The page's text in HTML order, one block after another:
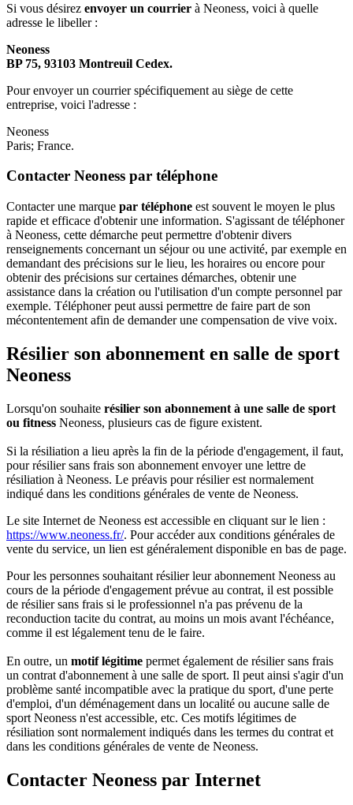
Si vous désirez envoyer un courrier à Neoness, voici à quelle
adresse le libeller :
Neoness
BP 75, 93103 Montreuil Cedex.
Pour envoyer un courrier spécifiquement au siège de cette
entreprise, voici l'adresse :
Neoness
Paris; France.
Contacter Neoness par téléphone
Contacter une marque par téléphone est souvent le moyen le plus
rapide et efficace d'obtenir une information. S'agissant de téléphoner
à Neoness, cette démarche peut permettre d'obtenir divers
renseignements concernant un séjour ou une activité, par exemple en
demandant des précisions sur le lieu, les horaires ou encore pour
obtenir des précisions sur certaines démarches, obtenir une
assistance dans la création ou l'utilisation d'un compte personnel par
exemple. Téléphoner peut aussi permettre de faire part de son
mécontentement afin de demander une compensation de vive voix.
Résilier son abonnement en salle de sport
Neoness
Lorsqu'on souhaite résilier son abonnement à une salle de sport
ou fitness Neoness, plusieurs cas de figure existent.
Si la résiliation a lieu après la fin de la période d'engagement, il faut,
pour résilier sans frais son abonnement envoyer une lettre de
résiliation à Neoness. Le préavis pour résilier est normalement
indiqué dans les conditions générales de vente de Neoness.
Le site Internet de Neoness est accessible en cliquant sur le lien :
https://www.neoness.fr/. Pour accéder aux conditions générales de
vente du service, un lien est généralement disponible en bas de page.
Pour les personnes souhaitant résilier leur abonnement Neoness au
cours de la période d'engagement prévue au contrat, il est possible
de résilier sans frais si le professionnel n'a pas prévenu de la
reconduction tacite du contrat, au moins un mois avant l'échéance,
comme il est légalement tenu de le faire.
En outre, un motif légitime permet également de résilier sans frais
un contrat d'abonnement à une salle de sport. Il peut ainsi s'agir d'un
problème santé incompatible avec la pratique du sport, d'une perte
d'emploi, d'un déménagement dans un localité ou aucune salle de
sport Neoness n'est accessible, etc. Ces motifs légitimes de
résiliation sont normalement indiqués dans les termes du contrat et
dans les conditions générales de vente de Neoness.
Contacter Neoness par Internet